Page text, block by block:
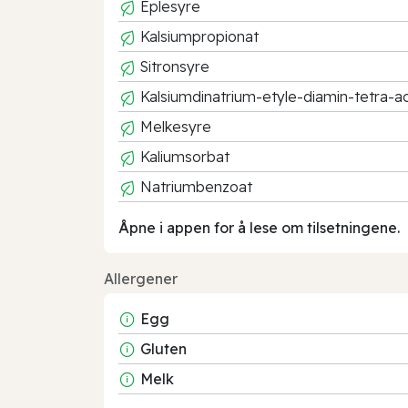
Eplesyre
Kalsiumpropionat
Sitronsyre
Kalsiumdinatrium-etyle-diamin-tetra-
Melkesyre
Kaliumsorbat
Natriumbenzoat
Åpne i appen for å lese om tilsetningene.
Allergener
Egg
Gluten
Melk